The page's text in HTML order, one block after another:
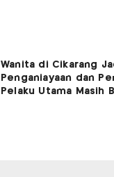
Wanita di Cikarang
Penganiayaan dan
Pelaku Utama Masih